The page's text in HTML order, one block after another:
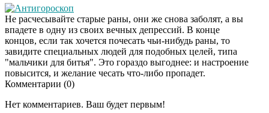
Антигороскоп
Не расчесывайте старые раны, они же снова заболят, а вы
впадете в одну из своих вечных депрессий. В конце
концов, если так хочется почесать чьи-нибудь раны, то
завидите специальных людей для подобных целей, типа
"мальчики для битья". Это гораздо выгоднее: и настроение
повысится, и желание чесать что-либо пропадет.
Комментарии (0)
Нет комментариев. Ваш будет первым!
Скрытая камера на
люди вытворяют, когда